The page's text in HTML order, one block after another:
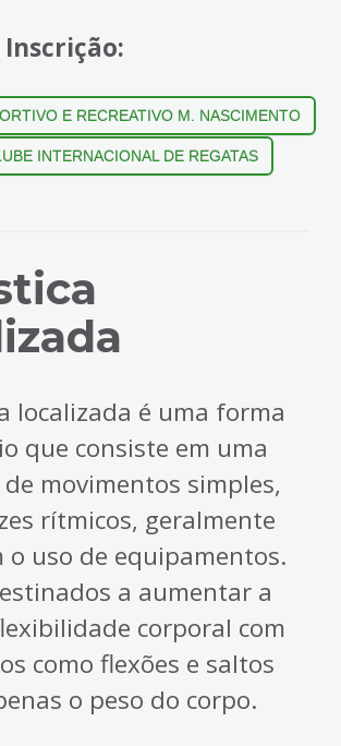
Inscrição:
E RECREATIVO M. NASCIMENTO
INTERNACIONAL DE REGATAS
localizada é uma forma
que consiste em uma
movimentos simples,
rítmicos, geralmente
o uso de equipamentos.
a aumentar a
corporal com
como flexões e saltos
o peso do corpo.